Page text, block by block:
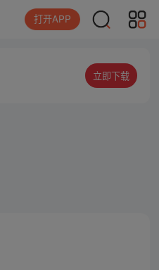
打开APP
立即下载